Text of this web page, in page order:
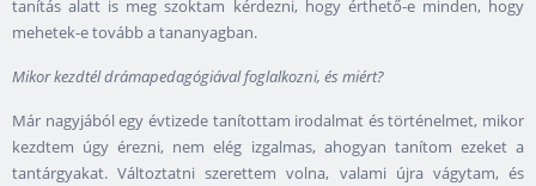
tanítás alatt is meg szoktam kérdezni, hogy érthető-e minden, hogy
mehetek-e tovább a tananyagban.
Mikor kezdtél drámapedagógiával foglalkozni, és miért?
Már nagyjából egy évtizede tanítottam irodalmat és történelmet, mikor
kezdtem úgy érezni, nem elég izgalmas, ahogyan tanítom ezeket a
tantárgyakat. Változtatni szerettem volna, valami újra vágytam, és